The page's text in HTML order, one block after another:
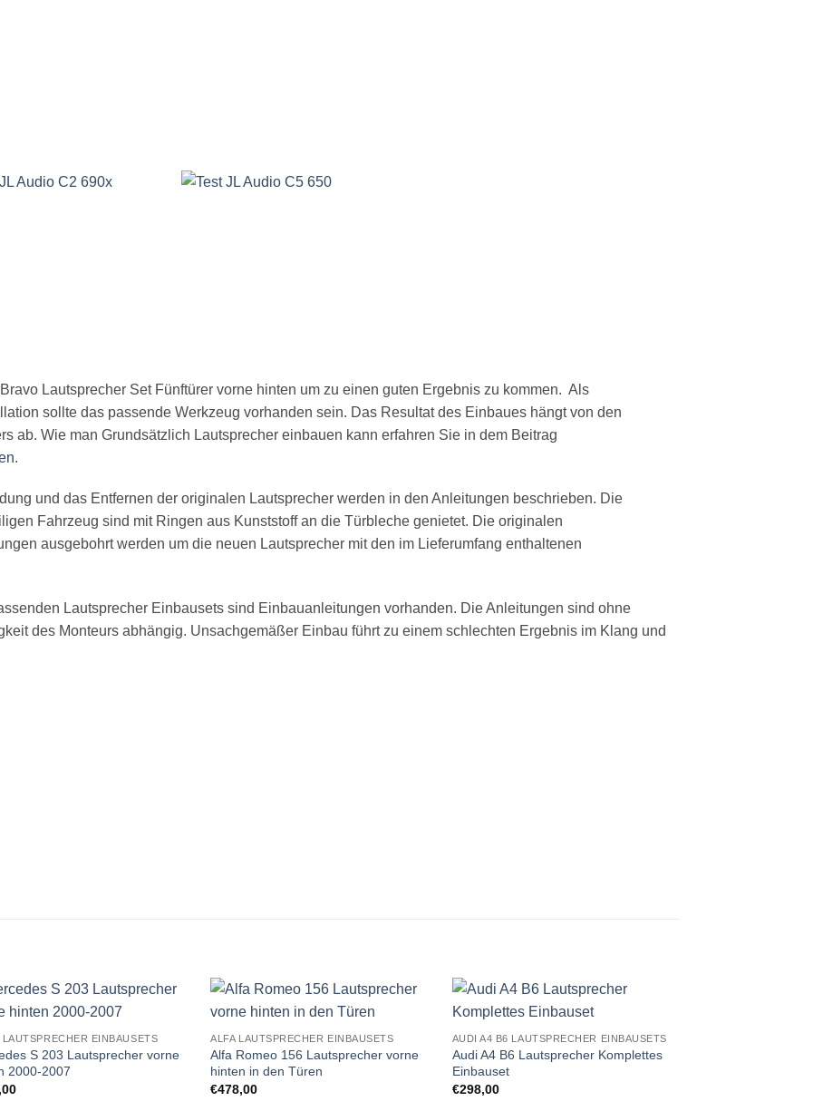
Lautsprecher Set Fünftürer vorne hinten um zu einen guten Ergebnis zu kommen. Als
sollte das passende Werkzeug vorhanden sein. Das Resultat des Einbaues hängt von den
ab. Wie man Grundsätzlich Lautsprecher einbauen kann erfahren Sie in dem Beitrag
.
und das Entfernen der originalen Lautsprecher werden in den Anleitungen beschrieben. Die
Fahrzeug sind mit Ringen aus Kunststoff an die Türbleche genietet. Die originalen
ausgebohrt werden um die neuen Lautsprecher mit den im Lieferumfang enthaltenen
Lautsprecher Einbausets sind Einbauanleitungen vorhanden. Die Anleitungen sind ohne
des Monteurs abhängig. Unsachgemäßer Einbau führt zu einem schlechten Ergebnis im Klang und
Wunschliste
hinzufügen
EINBAUSETS
S 203 Lautsprecher vorne
2000-2007
Wunschliste
hinzufügen
ALFA LAUTSPRECHER EINBAUSETS
Alfa Romeo 156 Lautsprecher vorne
hinten in den Türen
€478,00
Wunschliste
hinzufügen
AUDI A4 B6 LAUTSPRECHER EINBAUSETS
Audi A4 B6 Lautsprecher Komplettes
Einbauset
€298,00